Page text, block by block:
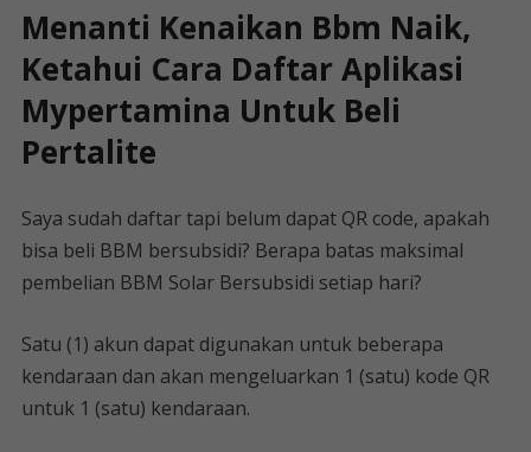
Menanti Kenaikan Bbm Naik,
Ketahui Cara Daftar Aplikasi
Mypertamina Untuk Beli
Pertalite
Saya sudah daftar tapi belum dapat QR code, apakah
bisa beli BBM bersubsidi? Berapa batas maksimal
pembelian BBM Solar Bersubsidi setiap hari?
Satu (1) akun dapat digunakan untuk beberapa
kendaraan dan akan mengeluarkan 1 (satu) kode QR
untuk 1 (satu) kendaraan.